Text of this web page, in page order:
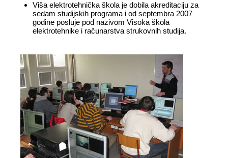
Viša elektrotehnička škola je dobila akreditaciju za
sedam studijskih programa i od septembra 2007
godine posluje pod nazivom Visoka škola
elektrotehnike i računarstva strukovnih studija.